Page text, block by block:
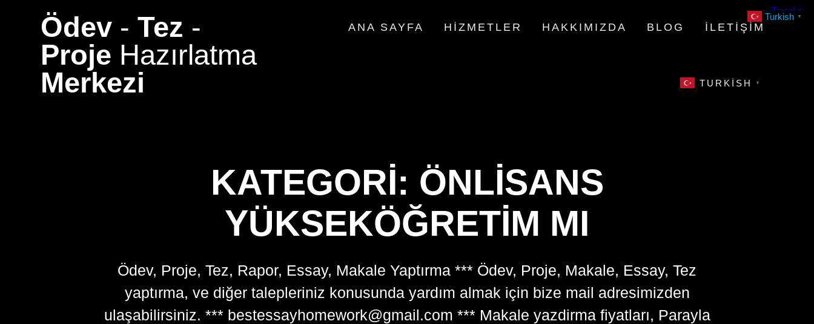
Ödev - Tez -
Proje Hazırlatma
Merkezi
ANA SAYFA HIZMETLER HAKKIMIZDA BLOG İLETIŞIM
TURKISH ▼
KATEGORI: ÖNLISANS
YÜKSEKÖĞRETIM MI
Ödev, Proje, Tez, Rapor, Essay, Makale Yaptırma *** Ödev, Proje, Makale, Essay, Tez
yaptırma, ve diğer talepleriniz konusunda yardım almak için bize mail adresimizden
ulaşabilirsiniz. *** bestessayhomework@gmail.com *** Makale yazdirma fiyatları, Parayla
Turkish ▼